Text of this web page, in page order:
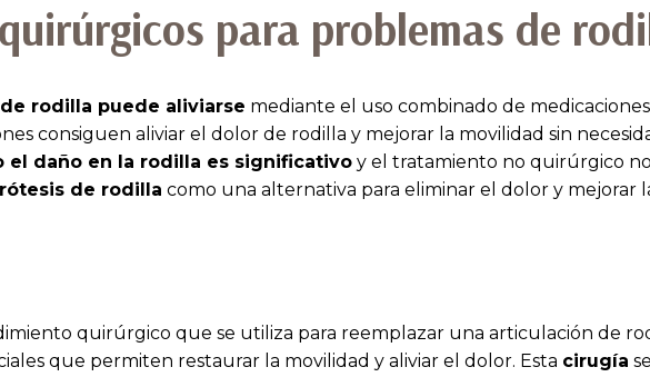
para problemas de
rodilla puede aliviarse mediante el uso combinado de
consiguen aliviar el dolor de rodilla y mejorar la movilidad sin
el daño en la rodilla es significativo y el tratamiento no quirúrgico
de rodilla como una alternativa para eliminar el dolor y mejorar
quirúrgico que se utiliza para reemplazar una articulación de
que permiten restaurar la movilidad y aliviar el dolor. Esta cirugía